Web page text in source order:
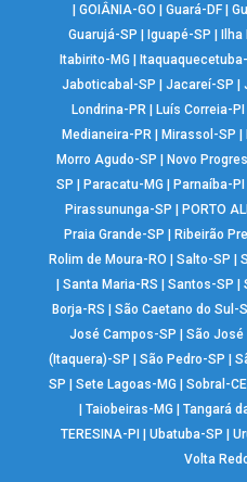
| GOIÂNIA-GO | Guará-DF|
Guarujá-SP | Iguapé-SP | Ilha
Itabirito-MG |
Jaboticabal-SP | Jacareí-SP |
Londrina-PR | Luís Correia-PI
Medianeira-PR |Mirassol-SP |
Morro Agudo-SP |Novo
SP |Paracatu-MG |Parnaíba-PI
Pirassununga-SP |PORTO
Praia Grande-SP |Ribeirão
Rolim de Moura-RO | Salto-SP |
|Santa Maria-RS |Santos-SP |
Borja-RS |São Caetano do Sul-
José Campos-SP |São José
(Itaquera)-SP |São Pedro-SP |
SP |Sete Lagoas-MG |Sobral-CE
| Taiobeiras-MG | Tangará
TERESINA-PI |Ubatuba-SP |
Volta